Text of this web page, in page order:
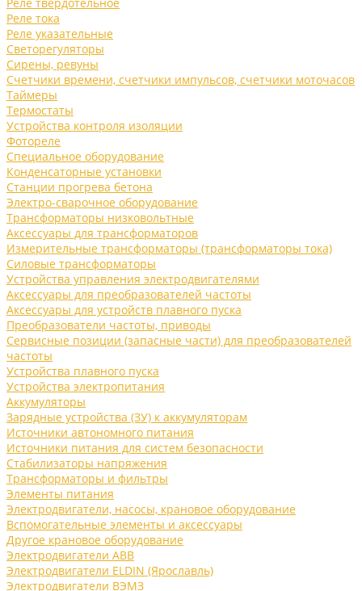
Реле тока
Реле указательные
Светорегуляторы
Сирены, ревуны
Счетчики времени, счетчики импульсов, счетчики моточасов
Таймеры
Термостаты
Устройства контроля изоляции
Фотореле
Специальное оборудование
Конденсаторные установки
Станции прогрева бетона
Электро-сварочное оборудование
Трансформаторы низковольтные
Аксессуары для трансформаторов
Измерительные трансформаторы (трансформаторы тока)
Силовые трансформаторы
Устройства управления электродвигателями
Аксессуары для преобразователей частоты
Аксессуары для устройств плавного пуска
Преобразователи частоты, приводы
Сервисные позиции (запасные части) для преобразователей
частоты
Устройства плавного пуска
Устройства электропитания
Аккумуляторы
Зарядные устройства (ЗУ) к аккумуляторам
Источники автономного питания
Источники питания для систем безопасности
Стабилизаторы напряжения
Трансформаторы и фильтры
Элементы питания
Электродвигатели, насосы, крановое оборудование
Вспомогательные элементы и аксессуары
Другое крановое оборудование
Электродвигатели ABB
Электродвигатели ELDIN (Ярославль)
Электродвигатели ВЭМЗ